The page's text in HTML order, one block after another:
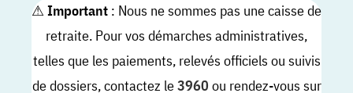
⚠ Important : Nous ne sommes pas une caisse de
retraite. Pour vos démarches administratives,
telles que les paiements, relevés officiels ou suivis
de dossiers, contactez le3960 ou rendez-vous sur